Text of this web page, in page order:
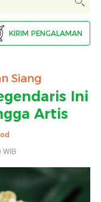
KIRIM PENGALAMAN
Siang
Ini
Artis
WIB